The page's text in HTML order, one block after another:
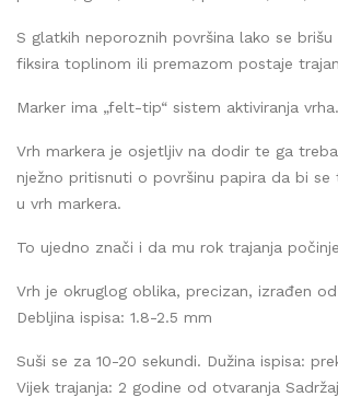
S glatkih neporoznih površina lako se brišu
fiksira toplinom ili premazom postaje
Marker ima „felt-tip“ sistem aktiviranja vrha.
Vrh markera je osjetljiv na dodir te ga
nježno pritisnuti o površinu papira da bi
u vrh markera.
To ujedno znači i da mu rok trajanja
Vrh je okruglog oblika, precizan, izrađen
Debljina ispisa: 1.8-2.5 mm
Suši se za 10-20 sekundi. Dužina ispisa:
Vijek trajanja: 2 godine od otvaranja